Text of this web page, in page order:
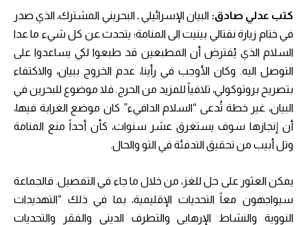
كتب عدلي صادق: البيان الإسرائيلي ـ البحريني المشترك، الذي صدر
في ختام زيارة نفتالي بينيت الى المنامة؛ يتحدث عن كل شيء ما عدا
السلام الذي يُفترض أن المطبعين قد طبعوا لكي يساعدوا على
التوصل اليه. وكان الأوجب في رأينا، عدم الخروج ببيان، والاكتفاء
بتصريح بروتوكولي، تلافياً للمزيد من الحرج. فلا موضوع للبحرين في
البيان، غير خطة تُدعى “السلام الدافيء” كان موضع الغرابة فيها،
أن إنجازها سوف يستغرق عشر سنوات، كأن أحداً منع المنامة
وتل أبيب من تحقيق التدفئة في التو والحال.
يمكن العثور على حل للغز، من خلال ما جاء في التفصيل. فالجماعة
سيواجهون معاً التحديات الإقليمية، بما في ذلك “التهديدات
النووية والنشاط الإرهابي والتطرف الديني والفقر والتحديات